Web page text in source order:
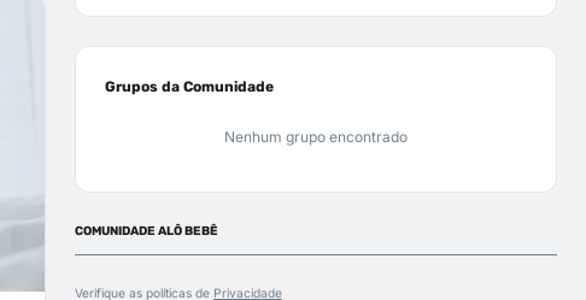
Grupos da Comunidade
Nenhum grupo encontrado
COMUNIDADE ALÔ BEBÊ
Verifique as políticas de Privacidade